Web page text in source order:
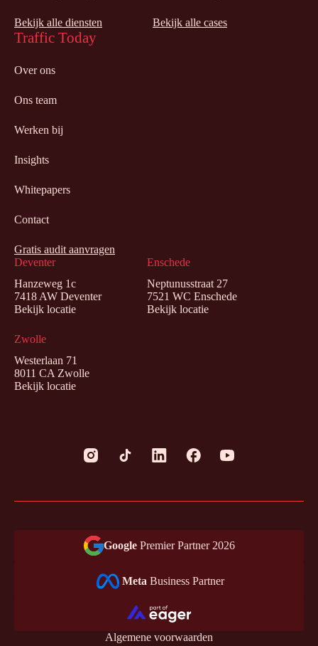
Deventer
Hanzeweg 1c
7418 AW Deventer
Bekijk locatie
Enschede
Neptunusstraat 27
7521 WC Enschede
Bekijk locatie
Zwolle
Westerlaan 71
8011 CA Zwolle
Bekijk locatie
Bekijk alle diensten Bekijk alle cases
Traffic Today
Over ons
Ons team
Werken bij
Insights
Whitepapers
Contact
Gratis audit aanvragen
Google Premier Partner 2026
Meta Business Partner
Algemene voorwaarden